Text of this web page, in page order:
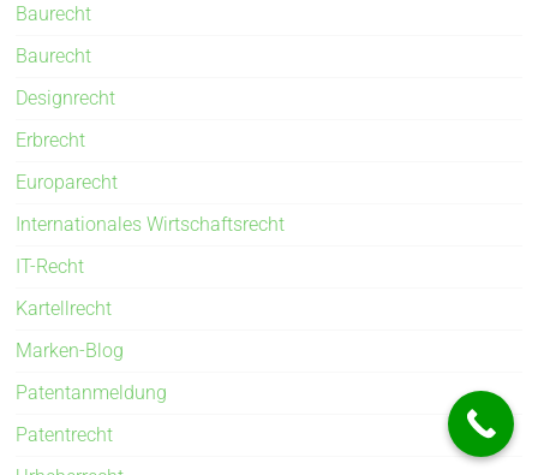
Baurecht
Baurecht
Designrecht
Erbrecht
Europarecht
Internationales Wirtschaftsrecht
IT-Recht
Kartellrecht
Marken-Blog
Patentanmeldung
Patentrecht